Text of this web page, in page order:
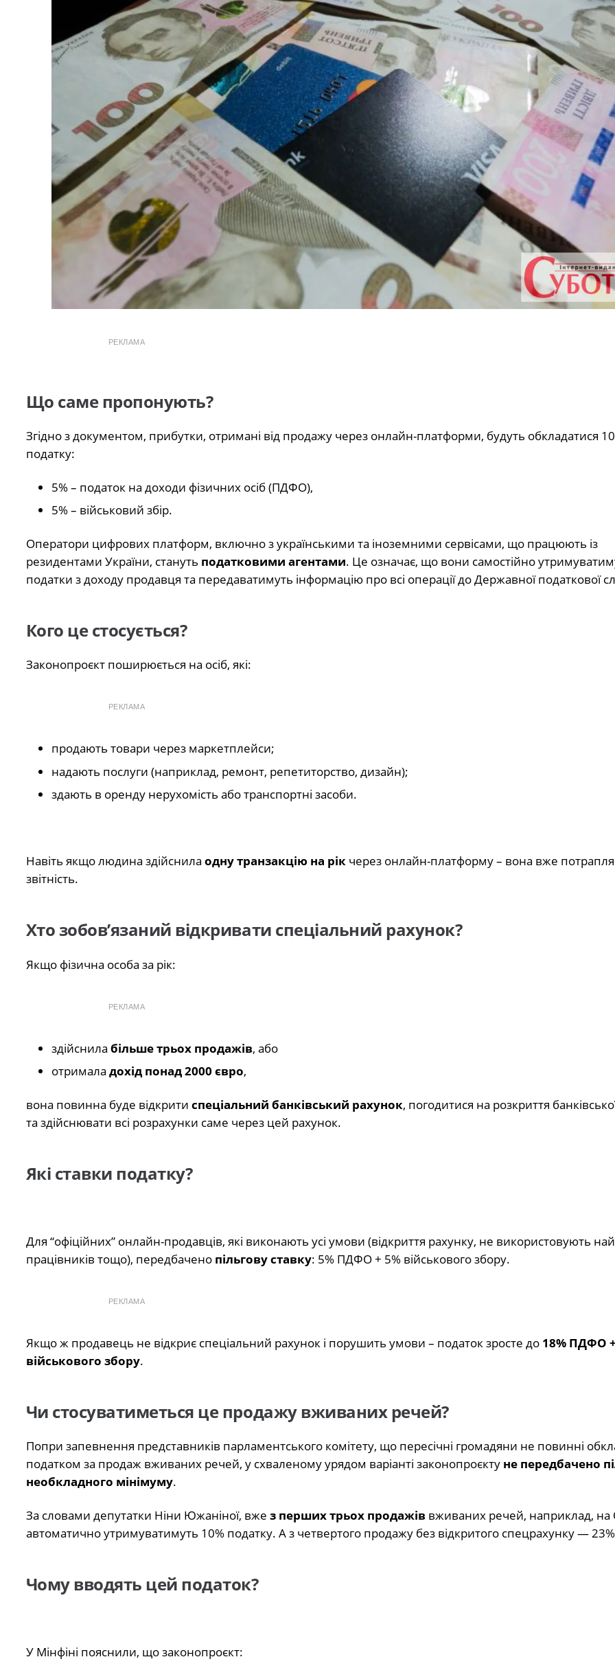
РЕКЛАМА
Що саме пропонують?
Згідно з документом, прибутки, отримані від продажу через онлайн-платформи, будуть обкладатися
податку:
5% – податок на доходи фізичних осіб (ПДФО),
5% – військовий збір.
Оператори цифрових платформ, включно з українськими та іноземними сервісами, що працюють із
резидентами України, стануть податковими агентами. Це означає, що вони самостійно
податки з доходу продавця та передаватимуть інформацію про всі операції до Державної податкової
Кого це стосується?
Законопроєкт поширюється на осіб, які:
РЕКЛАМА
продають товари через маркетплейси;
надають послуги (наприклад, ремонт, репетиторство, дизайн);
здають в оренду нерухомість або транспортні засоби.
Навіть якщо людина здійснила одну транзакцію на рікчерез онлайн-платформу – вона вже
звітність.
Хто зобов’язаний відкривати спеціальний рахунок?
Якщо фізична особа за рік:
РЕКЛАМА
здійснила більше трьох продажів, або
отримала дохід понад 2000 євро,
вона повинна буде відкрити спеціальний банківський рахунок, погодитися на розкриття
та здійснювати всі розрахунки саме через цей рахунок.
Які ставки податку?
Для “офіційних” онлайн-продавців, які виконають усі умови (відкриття рахунку, не використовують
працівників тощо), передбачено пільгову ставку: 5% ПДФО + 5% військового збору.
РЕКЛАМА
Якщо ж продавець не відкриє спеціальний рахунок і порушить умови – податок зросте до 18% ПДФО
військового збору.
Чи стосуватиметься це продажу вживаних речей?
Попри запевнення представників парламентського комітету, що пересічні громадяни не повинні
податком за продаж вживаних речей, у схваленому урядом варіанті законопроєкту не передбачено
необкладного мінімуму.
За словами депутатки Ніни Южаніної, вже з перших трьох продажіввживаних речей, наприклад, на
автоматично утримуватимуть 10% податку. А з четвертого продажу без відкритого спецрахунку —
Чому вводять цей податок?
У Мінфіні пояснили, що законопроєкт: